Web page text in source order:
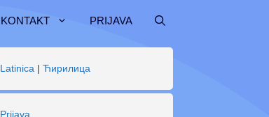
KONTAKT PRIJAVA
Latinica | Ћирилица
Prijava